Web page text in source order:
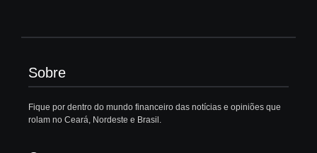
Sobre
Fique por dentro do mundo financeiro das notícias e opiniões que
rolam no Ceará, Nordeste e Brasil.